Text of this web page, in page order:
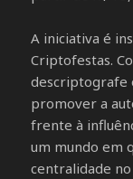
A iniciativa é
Criptofestas.
descriptografe
promover a
frente à
um mundo em
centralidade